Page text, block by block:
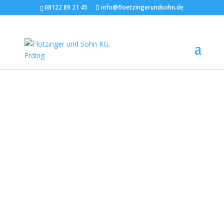
08122 89 21 45 info@floetzingerundsohn.de